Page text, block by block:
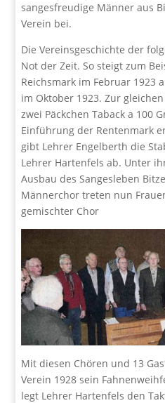
sangesfreudige Männer aus
Verein bei.
Die Vereinsgeschichte der
Not der Zeit. So steigt zum
Reichsmark im Februar 1923
im Oktober 1923. Zur
zwei Päckchen Taback a 100
Einführung der Rentenmark
gibt Lehrer Engelberth die
Lehrer Hartenfels ab. Unter
Ausbau des Sangesleben
Männerchor treten nun
gemischter Chor
Mit diesen Chören und 13
Verein 1928 sein
legt Lehrer Hartenfels den